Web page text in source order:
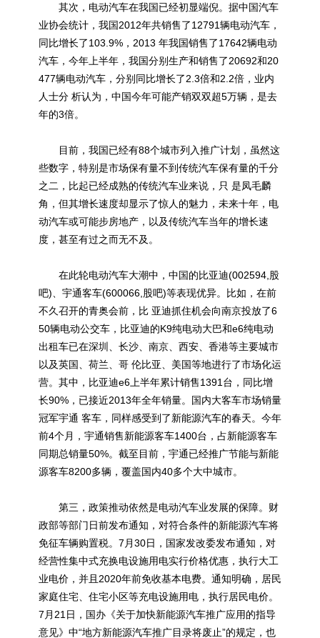
其次，电动汽车在我国已经初显端倪。据中国汽车
业协会统计，我国2012年共销售了12791辆电动汽车，
同比增长了103.9%，2013 年我国销售了17642辆电动
汽车，今年上半年，我国分别生产和销售了20692和20
477辆电动汽车，分别同比增长了2.3倍和2.2倍，业内
人士分 析认为，中国今年可能产销双双超5万辆，是去
年的3倍。
目前，我国已经有88个城市列入推广计划，虽然这
些数字，特别是市场保有量不到传统汽车保有量的千分
之二，比起已经成熟的传统汽车业来说，只 是凤毛麟
角，但其增长速度却显示了惊人的魅力，未来十年，电
动汽车或可能步房地产，以及传统汽车当年的增长速
度，甚至有过之而无不及。
在此轮电动汽车大潮中，中国的比亚迪(002594,股
吧)、宇通客车(600066,股吧)等表现优异。比如，在前
不久召开的青奥会前，比 亚迪抓住机会向南京投放了6
50辆电动公交车，比亚迪的K9纯电动大巴和e6纯电动
出租车已在深圳、长沙、南京、西安、香港等主要城市
以及英国、荷兰、哥 伦比亚、美国等地进行了市场化运
营。其中，比亚迪e6上半年累计销售1391台，同比增
长90%，已接近2013年全年销量。国内大客车市场销量
冠军宇通 客车，同样感受到了新能源汽车的春天。今年
前4个月，宇通销售新能源客车1400台，占新能源客车
同期总销量50%。截至目前，宇通已经推广节能与新能
源客车8200多辆，覆盖国内40多个大中城市。
第三，政策推动依然是电动汽车业发展的保障。财
政部等部门日前发布通知，对符合条件的新能源汽车将
免征车辆购置税。7月30日，国家发改委发布通知，对
经营性集中式充换电设施用电实行价格优惠，执行大工
业电价，并且2020年前免收基本电费。通知明确，居民
家庭住宅、住宅小区等充电设施用电，执行居民电价。
7月21日，国办《关于加快新能源汽车推广应用的指导
意见》中“地方新能源汽车推广目录将废止”的规定，也